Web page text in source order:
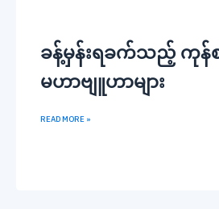
ခန့်မှန်းရခက်သည့် ကုန်စ
မဟာဗျူဟာများ
READ MORE »